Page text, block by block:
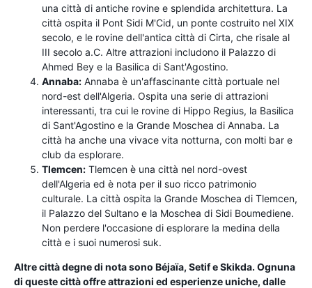
una città di antiche rovine e splendida architettura. La
città ospita il Pont Sidi M'Cid, un ponte costruito nel XIX
secolo, e le rovine dell'antica città di Cirta, che risale al
III secolo a.C. Altre attrazioni includono il Palazzo di
Ahmed Bey e la Basilica di Sant'Agostino.
Annaba: Annaba è un'affascinante città portuale nel
nord-est dell'Algeria. Ospita una serie di attrazioni
interessanti, tra cui le rovine di Hippo Regius, la Basilica
di Sant'Agostino e la Grande Moschea di Annaba. La
città ha anche una vivace vita notturna, con molti bar e
club da esplorare.
Tlemcen: Tlemcen è una città nel nord-ovest
dell'Algeria ed è nota per il suo ricco patrimonio
culturale. La città ospita la Grande Moschea di Tlemcen,
il Palazzo del Sultano e la Moschea di Sidi Boumediene.
Non perdere l'occasione di esplorare la medina della
città e i suoi numerosi suk.
Altre città degne di nota sono Béjaïa, Setif e Skikda. Ognuna
di queste città offre attrazioni ed esperienze uniche, dalle